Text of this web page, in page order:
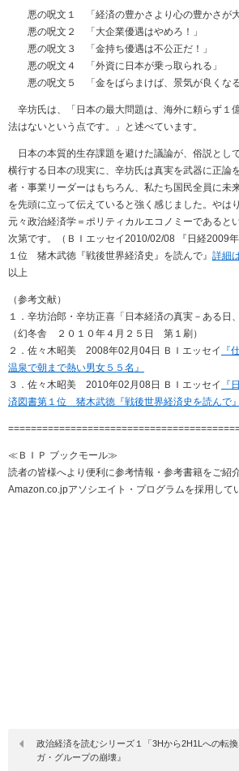
悪の呪文１ 「経済の豊かさより心の豊かさが大
悪の呪文２ 「大企業優遇はやめろ！」
悪の呪文３ 「金持ち優遇は不公正だ！」
悪の呪文４ 「外資に日本が乗っ取られる」
悪の呪文５ 「金をばらまけば、景気が良くなる
辛坊氏は、「日本の最大問題は、海外に頼らず１
法はないという点です。」と述べています。
日本の本質的生存課題を避けた議論が、俗説とし
横行する日本の現実に、辛坊氏は真実を武器に正論
者・事業リーダーはもちろん、私たち国民全員に未
を先頭に立って伝えていると強く感じました。やは
元々政治経済学＝ポリティカルエコノミーであると
次第です。（ＢＩエッセイ2010/02/08 『日経2009
１位 猪木武徳『戦後世界経済史』を読んで』 詳細
以上
（参考文献）
１．辛坊治郎・辛坊正喜「日本経済の真実－ある日
（幻冬舎 ２０１０年４月２５日 第１刷）
２．佐々木昭美 2008年02月04日 ＢＩエッセイ
『
温泉で朝まで熱い男女５５名』
３．佐々木昭美 2010年02月08日 ＢＩエッセイ
『
済図書第１位 猪木武徳『戦後世界経済史を読んで』
≪ＢＩＰ ブックモール≫
読者の皆様へより便利に参考情報・参考書籍をご紹
Amazon.co.jpアソシエイト・プログラムを採用して
政治経済を読むシリーズ１「3Hから2H1Lへの転
ガ・グループの崩壊』